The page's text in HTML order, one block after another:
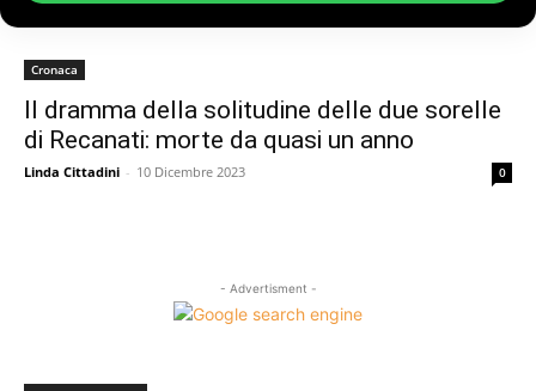
Cronaca
Il dramma della solitudine delle due sorelle
di Recanati: morte da quasi un anno
Linda Cittadini - 10 Dicembre 2023 0
- Advertisment -